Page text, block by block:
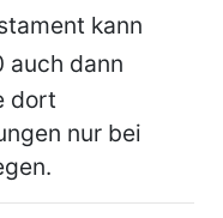
kann
auch dann
dort
nur bei